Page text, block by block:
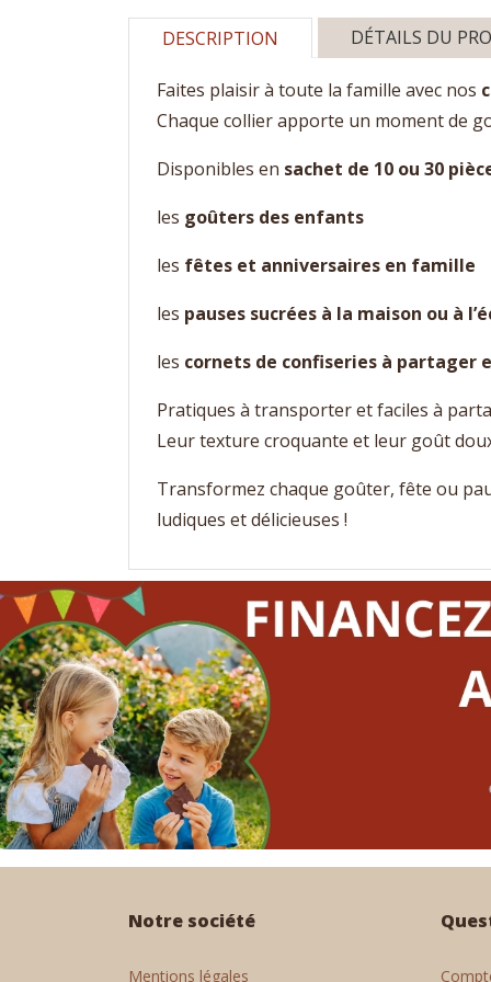
DESCRIPTION DÉTAILS DU
Faites plaisir à toute la famille avec nos
Chaque collier apporte un moment de
Disponibles en sachet de 10 ou 30
les goûters des enfants
les fêtes et anniversaires en famille
les pauses sucrées à la maison ou à
les cornets de confiseries à partager
Pratiques à transporter et faciles à
Leur texture croquante et leur goût
Transformez chaque goûter, fête ou
ludiques et délicieuses !
Notre société
Mentions légales